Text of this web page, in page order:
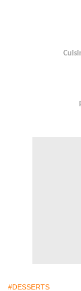
#DESSERTS